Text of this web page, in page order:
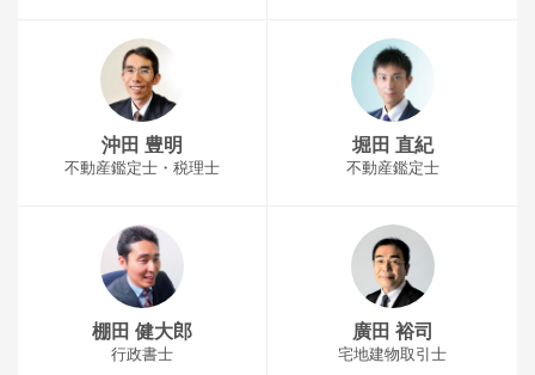
沖田 豊明
不動産鑑定士・税理士
堀田 直紀
不動産鑑定士
棚田 健大郎
行政書士
廣田 裕司
宅地建物取引士